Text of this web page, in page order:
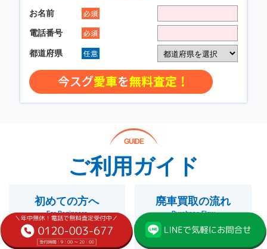
GUIDE
ご利用ガイド
初めての方へ
For Beginners
廃車買取の流れ
Purchase Flow